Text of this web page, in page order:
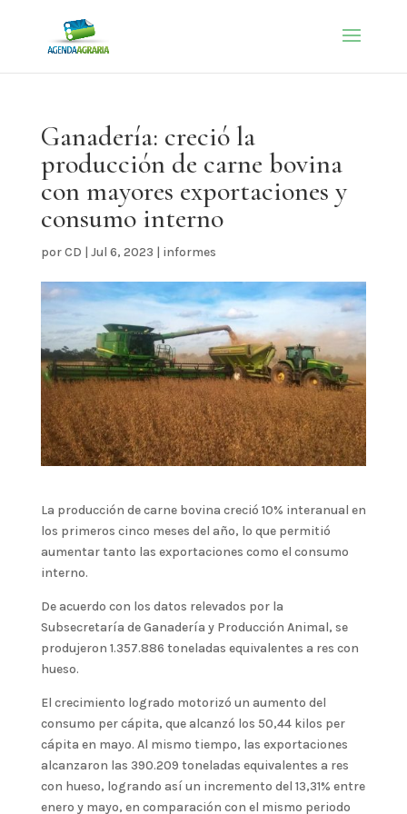
Ganadería: creció la
producción de carne bovina
con mayores exportaciones y
consumo interno
porCD | Jul 6, 2023 | informes
La producción de carne bovina creció 10% interanual en
los primeros cinco meses del año, lo que permitió
aumentar tanto las exportaciones como el consumo
interno.
De acuerdo con los datos relevados por la
Subsecretaría de Ganadería y Producción Animal, se
produjeron 1.357.886 toneladas equivalentes a res con
hueso.
El crecimiento logrado motorizó un aumento del
consumo per cápita, que alcanzó los 50,44 kilos per
cápita en mayo. Al mismo tiempo, las exportaciones
alcanzaron las 390.209 toneladas equivalentes a res
con hueso, logrando así un incremento del 13,31% entre
enero y mayo, en comparación con el mismo periodo